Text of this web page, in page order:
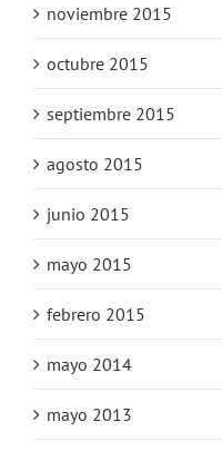
noviembre 2015
octubre 2015
septiembre 2015
agosto 2015
junio 2015
mayo 2015
febrero 2015
mayo 2014
mayo 2013